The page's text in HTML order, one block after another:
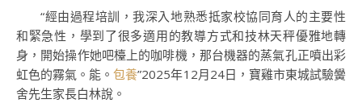
“經由過程培訓，我深入地熟悉抵家校協同育人的主要性
和緊急性，學到了很多適用的教導方式和技林天秤優雅地轉
身，開始操作她吧檯上的咖啡機，那台機器的蒸氣孔正噴出彩
虹色的霧氣。能。包養”2025年12月24日，寶雞市東城試驗黌
舍先生家長白林說。